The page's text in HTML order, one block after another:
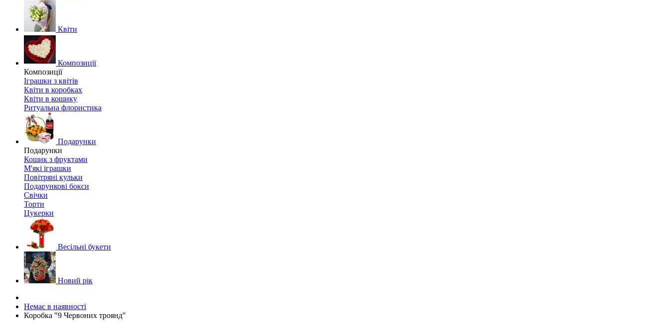
Квіти
Композиції
Композиції
Іграшки з квітів
Квіти в коробках
Квіти в кошику
Ритуальна флористика
Подарунки
Подарунки
Кошик з фруктами
М'які іграшки
Повітряні кульки
Подарункові бокси
Свічки
Торти
Цукерки
Весільні букети
Новий рік
Немає в наявності
Коробка "9 Червоних троянд"